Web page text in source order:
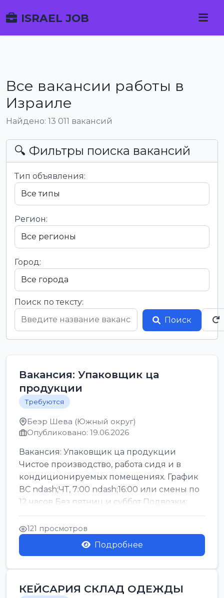
ISRAEL JOB
Все вакансии работы в
Израиле
Найдено: 13 011 вакансий
🔍 Фильтры поиска вакансий
Тип объявления:
Регион:
Город:
Поиск по тексту:
Поиск
Вакансия: Упаковщик ца
продукции
Требуются
Беэр Шева (Южный округ)
Опубликовано: 19.06.2026
Вакансия: Упаковщик ца продукции
Чистое производство, работа сидя и в
кондиционируемых помещениях. График
ВС ndash;ЧТ, 7:00 ndash;16:00 или смены по
12 часов Без пятниц и суббот Подвозки:
Офаким, Нети...
121 просмотров
Подробнее
КЕЙСАРИЯ СКЛАД ОДЕЖДЫ